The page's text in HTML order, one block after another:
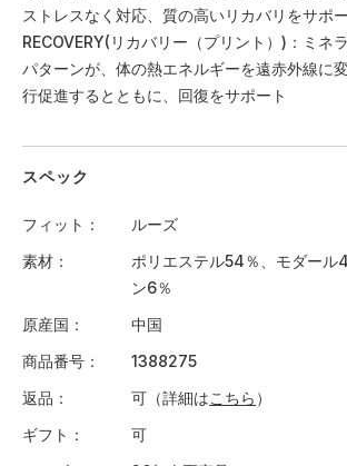
ストレスなく対応、質の高いリカバリをサポー
RECOVERY(リカバリー（プリント）)：ミネ
パターンが、体の熱エネルギーを遠赤外線に
行促進するとともに、回復をサポート
スペック
フィット
ルーズ
素材
ポリエステル54％、モダール
ン6％
原産国
中国
商品番号
1388275
返品
可（詳細はこちら ）
ギフト
可